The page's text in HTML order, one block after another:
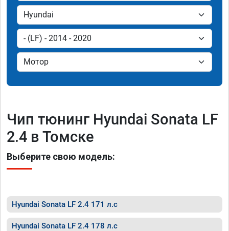
Чип тюнинг Hyundai Sonata LF
2.4 в Томске
Выберите свою модель:
Hyundai Sonata LF 2.4 171 л.с
Hyundai Sonata LF 2.4 178 л.с